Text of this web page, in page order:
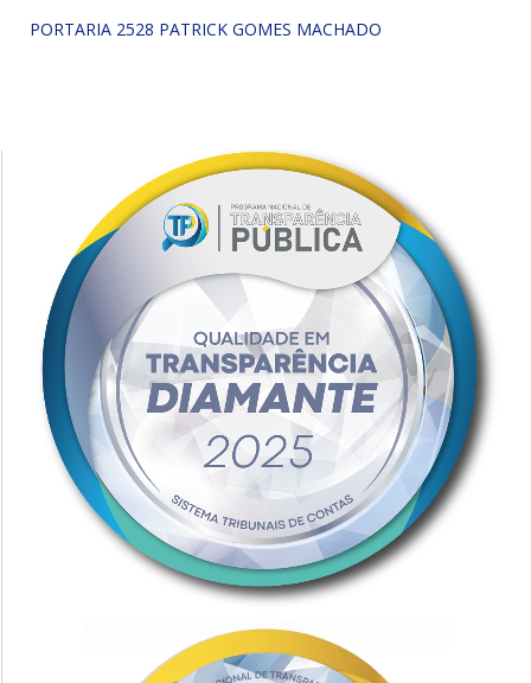
PORTARIA 2528 PATRICK GOMES MACHADO